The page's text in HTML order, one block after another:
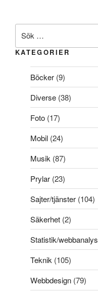
efter:
KATEGORIER
Böcker (9)
Diverse (38)
Foto (17)
Mobil (24)
Musik (87)
Prylar (23)
Sajter/tjänster (104)
Säkerhet (2)
Statistik/webbanalys
Teknik (105)
Webbdesign (79)